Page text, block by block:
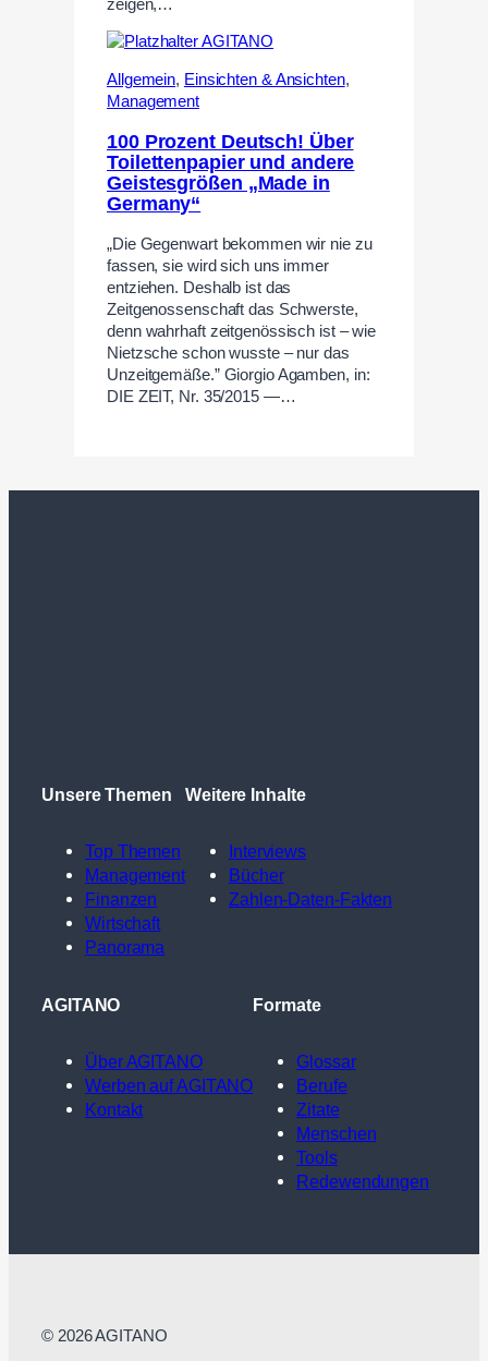
zeigen,…
Allgemein, Einsichten & Ansichten,
Management
100 Prozent Deutsch! Über
Toilettenpapier und andere
Geistesgrößen „Made in
Germany“
„Die Gegenwart bekommen wir nie zu
fassen, sie wird sich uns immer
entziehen. Deshalb ist das
Zeitgenossenschaft das Schwerste,
denn wahrhaft zeitgenössisch ist – wie
Nietzsche schon wusste – nur das
Unzeitgemäße.” Giorgio Agamben, in:
DIE ZEIT, Nr. 35/2015 —…
Unsere Themen
Top Themen
Management
Finanzen
Wirtschaft
Panorama
Weitere Inhalte
Interviews
Bücher
Zahlen-Daten-Fakten
AGITANO
Über AGITANO
Werben auf AGITANO
Kontakt
Formate
Glossar
Berufe
Zitate
Menschen
Tools
Redewendungen
© 2026 AGITANO